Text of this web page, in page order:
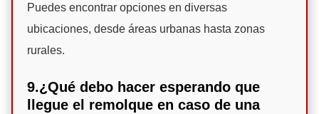
Puedes encontrar opciones en diversas
ubicaciones, desde áreas urbanas hasta zonas
rurales.
9.¿Qué debo hacer esperando que
llegue el remolque en caso de una